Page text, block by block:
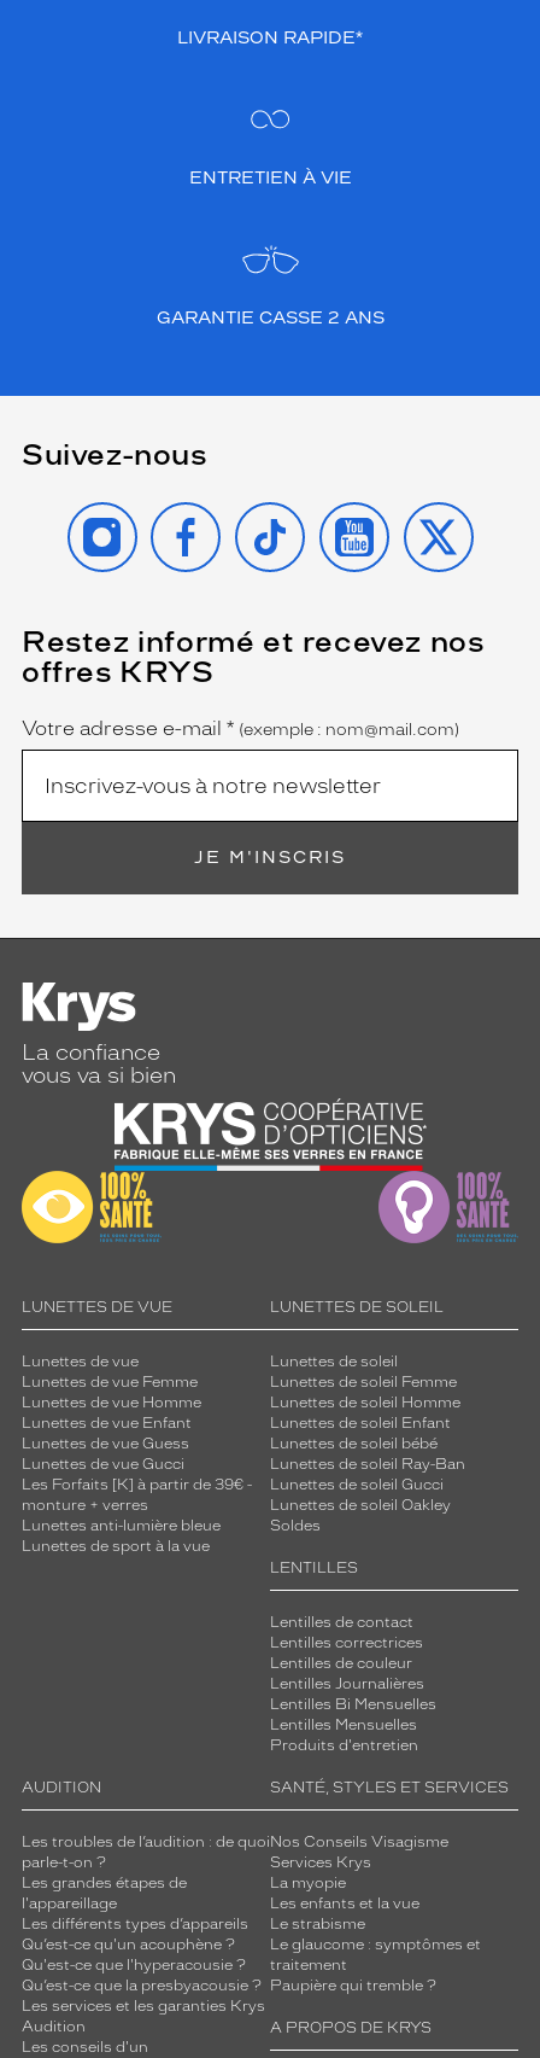
LIVRAISON RAPIDE*
ENTRETIEN À VIE
GARANTIE CASSE 2 ANS
Suivez-nous
INSTAGRAMFACEBOOK
TIKTOK YOUTUBE
X
Restez informé et recevez nos
offres KRYS
Name
Votre adresse e-mail *
(Ce
champ
est
(exemple : nom@mail.com)
JE M'INSCRIS
La confiance
vous va si bien
LUNETTES DE VUE
Lunettes de vue
Lunettes de vue Femme
Lunettes de vue Homme
Lunettes de vue Enfant
Lunettes de vue Guess
Lunettes de vue Gucci
Les Forfaits [K] à partir de 39€ -
monture + verres
Lunettes anti-lumière bleue
Lunettes de sport à la vue
LUNETTES DE SOLEIL
Lunettes de soleil
Lunettes de soleil Femme
Lunettes de soleil Homme
Lunettes de soleil Enfant
Lunettes de soleil bébé
Lunettes de soleil Ray-Ban
Lunettes de soleil Gucci
Lunettes de soleil Oakley
Soldes
LENTILLES
Lentilles de contact
Lentilles correctrices
Lentilles de couleur
Lentilles Journalières
Lentilles Bi Mensuelles
Lentilles Mensuelles
Produits d'entretien
AUDITION
Les troubles de l’audition : de quoi
parle-t-on ?
Les grandes étapes de
l'appareillage
Les différents types d’appareils
Qu’est-ce qu'un acouphène ?
Qu'est-ce que l'hyperacousie ?
Qu’est-ce que la presbyacousie ?
Les services et les garanties Krys
Audition
Les conseils d'un
SANTÉ, STYLES ET SERVICES
Nos Conseils Visagisme
Services Krys
La myopie
Les enfants et la vue
Le strabisme
Le glaucome : symptômes et
traitement
Paupière qui tremble ?
A PROPOS DE KRYS